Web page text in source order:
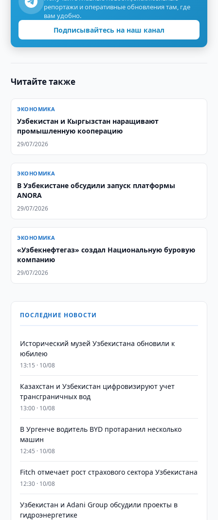
репортажи и оперативные обновления там, где
вам удобно.
Подписывайтесь на наш канал
Читайте также
ЭКОНОМИКА
Узбекистан и Кыргызстан наращивают
промышленную кооперацию
29/07/2026
ЭКОНОМИКА
В Узбекистане обсудили запуск платформы
ANORA
29/07/2026
ЭКОНОМИКА
«Узбекнефтегаз» создал Национальную буровую
компанию
29/07/2026
ПОСЛЕДНИЕ НОВОСТИ
Исторический музей Узбекистана обновили к
юбилею
13:15 · 10/08
Казахстан и Узбекистан цифровизируют учет
трансграничных вод
13:00 · 10/08
В Ургенче водитель BYD протаранил несколько
машин
12:45 · 10/08
Fitch отмечает рост страхового сектора Узбекистана
12:30 · 10/08
Узбекистан и Adani Group обсудили проекты в
гидроэнергетике